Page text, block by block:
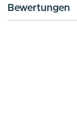
Bewertungen